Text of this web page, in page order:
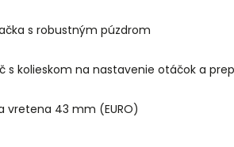
s robustným púzdrom
s kolieskom na nastavenie otáčok a
vretena 43 mm (EURO)